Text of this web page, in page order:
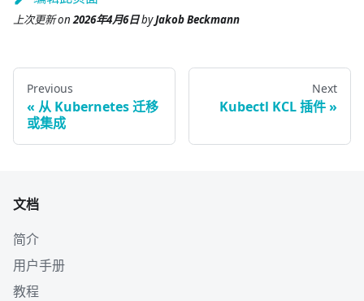
上次更新on 2026年4月6日byJakob Beckmann
Previous
从 Kubernetes 迁移
或集成
Next
Kubectl KCL 插件
文档
简介
用户手册
教程